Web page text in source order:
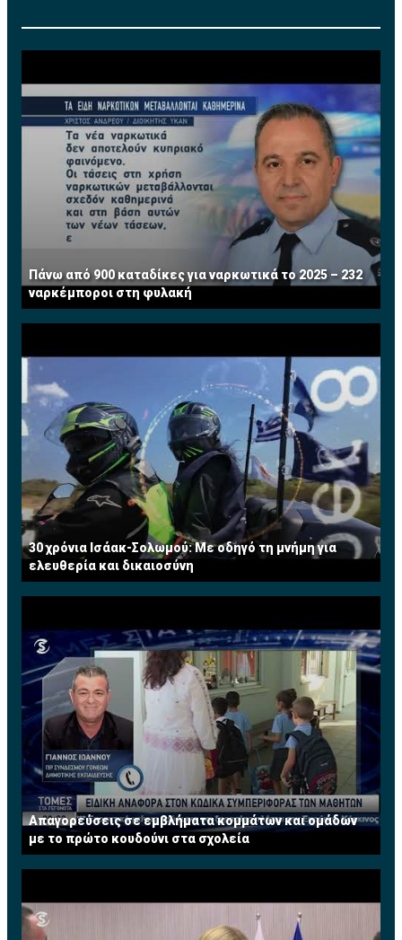
Πάνω από 900 καταδίκες για ναρκωτικά το 2025 – 232
ναρκέμποροι στη φυλακή
30 χρόνια Ισάακ-Σολωμού: Με οδηγό τη μνήμη για
ελευθερία και δικαιοσύνη
Απαγορεύσεις σε εμβλήματα κομμάτων και ομάδων
με το πρώτο κουδούνι στα σχολεία